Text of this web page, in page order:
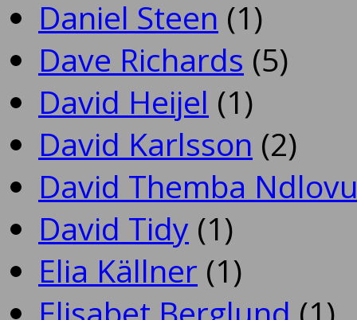
Daniel Steen (1)
Dave Richards (5)
David Heijel (1)
David Karlsson (2)
David Themba
David Tidy (1)
Elia Källner (1)